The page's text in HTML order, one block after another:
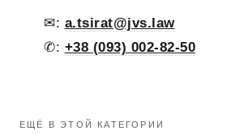
✉: a.tsirat@jvs.law
✆: +38 (093) 002-82-50
ЕЩЁ В ЭТОЙ КАТЕГОРИИ